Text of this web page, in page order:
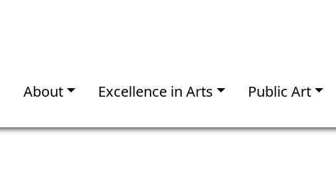
About Excellence in Arts Public Art